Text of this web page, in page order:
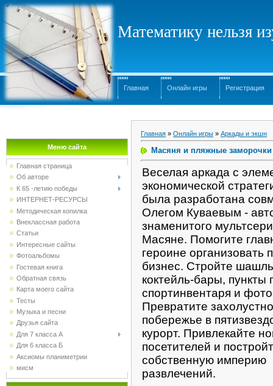
Математику нельзя
Главная Онлайн игры Регистрация
Меню сайта
Главная страница
Об авторе
К 65 -летию победы
ИНТЕРНЕТ-РЕСУРСЫ
Методическая копилка
Внеклассная работа
Статьи
Интересные сайты
Фотоальбомы
Гостевая книга
Обратная связь
Карта моего сайта
Тесты
Музыка и песни
Друзья сайта
Для 7 класса А
Для 6 класса Б
Аксиомы планиметрии
мисм
Главная » Онлайн игры » Аркады и экшн
Масяня и пляжные заморочки
Веселая аркада с
экономической
была разработана
Олегом Куваевым -
знаменитого
Масяне. Помогите
героине организовать
бизнес. Стройте
коктейль-бары, пункты
спортинвентаря и
Превратите
побережье в
курорт. Привлекайте
посетителей и
собственную империю
развлечений.